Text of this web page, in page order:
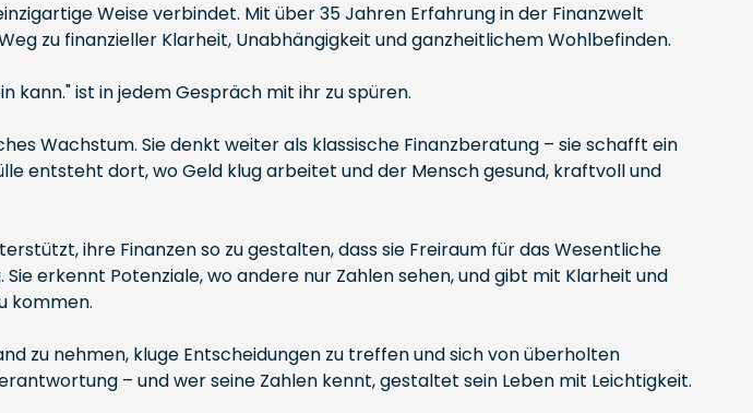
Weise verbindet. Mit über 35 Jahren Erfahrung in der Finanzwelt
zu finanzieller Klarheit, Unabhängigkeit und ganzheitlichem Wohlbefinden.
kann." ist in jedem Gespräch mit ihr zu spüren.
Wachstum. Sie denkt weiter als klassische Finanzberatung – sie schafft ein
entsteht dort, wo Geld klug arbeitet und der Mensch gesund, kraftvoll und
ihre Finanzen so zu gestalten, dass sie Freiraum für das Wesentliche
erkennt Potenziale, wo andere nur Zahlen sehen, und gibt mit Klarheit und
kommen.
zu nehmen, kluge Entscheidungen zu treffen und sich von überholten
– und wer seine Zahlen kennt, gestaltet sein Leben mit Leichtigkeit.